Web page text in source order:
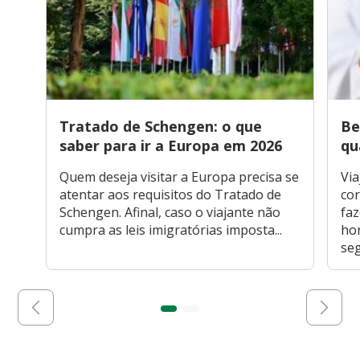
Tratado de Schengen: o que
saber para ir a Europa em 2026
Quem deseja visitar a Europa precisa se
atentar aos requisitos do Tratado de
Schengen. Afinal, caso o viajante não
cumpra as leis imigratórias imposta...